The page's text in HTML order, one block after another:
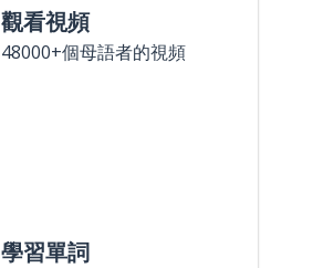
觀看視頻
48000+個母語者的視頻
學習單詞